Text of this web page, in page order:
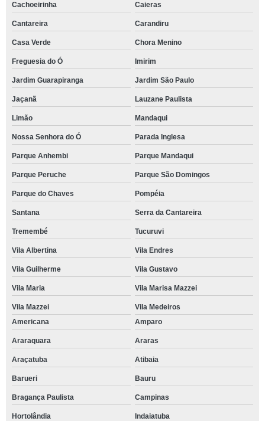
Cachoeirinha Caieras
Cantareira Carandiru
Casa Verde Chora Menino
Freguesia do Ó Imirim
Jardim Guarapiranga Jardim São Paulo
Jaçanã Lauzane Paulista
Limão Mandaqui
Nossa Senhora do Ó Parada Inglesa
Parque Anhembi Parque Mandaqui
Parque Peruche Parque São Domingos
Parque do Chaves Pompéia
Santana Serra da Cantareira
Tremembé Tucuruvi
Vila Albertina Vila Endres
Vila Guilherme Vila Gustavo
Vila Maria Vila Marisa Mazzei
Vila Mazzei
Vila Medeiros
Americana
Amparo
Araraquara Araras
Araçatuba Atibaia
Barueri Bauru
Bragança Paulista Campinas
Hortolândia Indaiatuba